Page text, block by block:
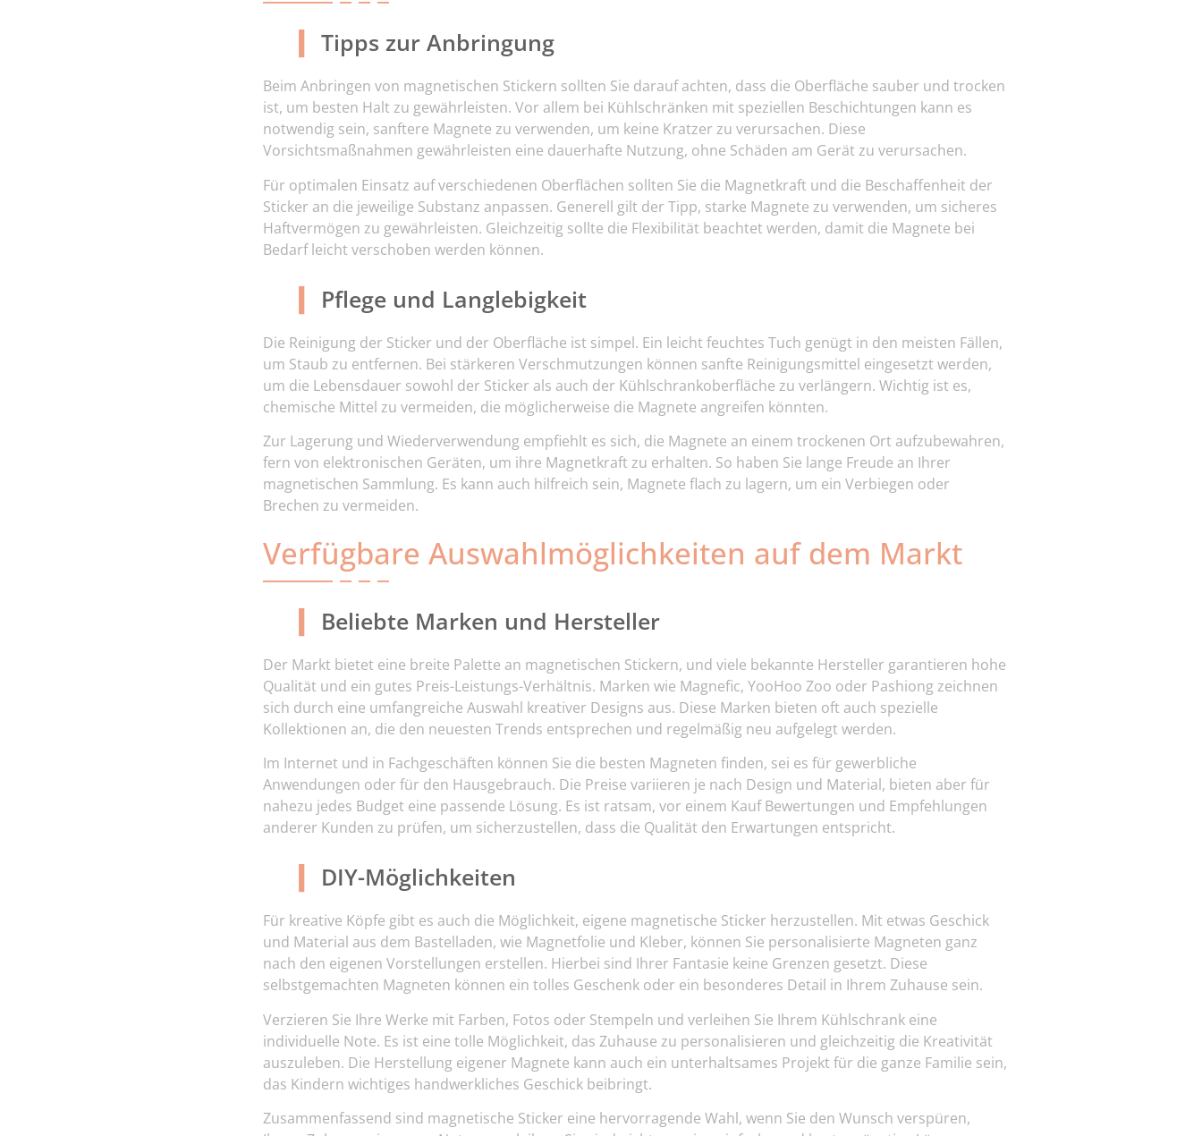
Tipps zur Anbringung
Beim Anbringen von magnetischen Stickern sollten Sie darauf achten, dass die Oberfläche sauber und trocken
ist, um besten Halt zu gewährleisten. Vor allem bei Kühlschränken mit speziellen Beschichtungen kann es
notwendig sein, sanftere Magnete zu verwenden, um keine Kratzer zu verursachen. Diese
Vorsichtsmaßnahmen gewährleisten eine dauerhafte Nutzung, ohne Schäden am Gerät zu verursachen.
Für optimalen Einsatz auf verschiedenen Oberflächen sollten Sie die Magnetkraft und die Beschaffenheit der
Sticker an die jeweilige Substanz anpassen. Generell gilt der Tipp, starke Magnete zu verwenden, um sicheres
Haftvermögen zu gewährleisten. Gleichzeitig sollte die Flexibilität beachtet werden, damit die Magnete bei
Bedarf leicht verschoben werden können.
Pflege und Langlebigkeit
Die Reinigung der Sticker und der Oberfläche ist simpel. Ein leicht feuchtes Tuch genügt in den meisten Fällen,
um Staub zu entfernen. Bei stärkeren Verschmutzungen können sanfte Reinigungsmittel eingesetzt werden,
um die Lebensdauer sowohl der Sticker als auch der Kühlschrankoberfläche zu verlängern. Wichtig ist es,
chemische Mittel zu vermeiden, die möglicherweise die Magnete angreifen könnten.
Zur Lagerung und Wiederverwendung empfiehlt es sich, die Magnete an einem trockenen Ort aufzubewahren,
fern von elektronischen Geräten, um ihre Magnetkraft zu erhalten. So haben Sie lange Freude an Ihrer
magnetischen Sammlung. Es kann auch hilfreich sein, Magnete flach zu lagern, um ein Verbiegen oder
Brechen zu vermeiden.
Verfügbare Auswahlmöglichkeiten auf dem Markt
Beliebte Marken und Hersteller
Der Markt bietet eine breite Palette an magnetischen Stickern, und viele bekannte Hersteller garantieren hohe
Qualität und ein gutes Preis-Leistungs-Verhältnis. Marken wie Magnefic, YooHoo Zoo oder Pashiong zeichnen
sich durch eine umfangreiche Auswahl kreativer Designs aus. Diese Marken bieten oft auch spezielle
Kollektionen an, die den neuesten Trends entsprechen und regelmäßig neu aufgelegt werden.
Im Internet und in Fachgeschäften können Sie die besten Magneten finden, sei es für gewerbliche
Anwendungen oder für den Hausgebrauch. Die Preise variieren je nach Design und Material, bieten aber für
nahezu jedes Budget eine passende Lösung. Es ist ratsam, vor einem Kauf Bewertungen und Empfehlungen
anderer Kunden zu prüfen, um sicherzustellen, dass die Qualität den Erwartungen entspricht.
DIY-Möglichkeiten
Für kreative Köpfe gibt es auch die Möglichkeit, eigene magnetische Sticker herzustellen. Mit etwas Geschick
und Material aus dem Bastelladen, wie Magnetfolie und Kleber, können Sie personalisierte Magneten ganz
nach den eigenen Vorstellungen erstellen. Hierbei sind Ihrer Fantasie keine Grenzen gesetzt. Diese
selbstgemachten Magneten können ein tolles Geschenk oder ein besonderes Detail in Ihrem Zuhause sein.
Verzieren Sie Ihre Werke mit Farben, Fotos oder Stempeln und verleihen Sie Ihrem Kühlschrank eine
individuelle Note. Es ist eine tolle Möglichkeit, das Zuhause zu personalisieren und gleichzeitig die Kreativität
auszuleben. Die Herstellung eigener Magnete kann auch ein unterhaltsames Projekt für die ganze Familie sein,
das Kindern wichtiges handwerkliches Geschick beibringt.
Zusammenfassend sind magnetische Sticker eine hervorragende Wahl, wenn Sie den Wunsch verspüren,